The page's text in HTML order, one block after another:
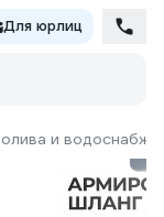
Для юрлиц
и